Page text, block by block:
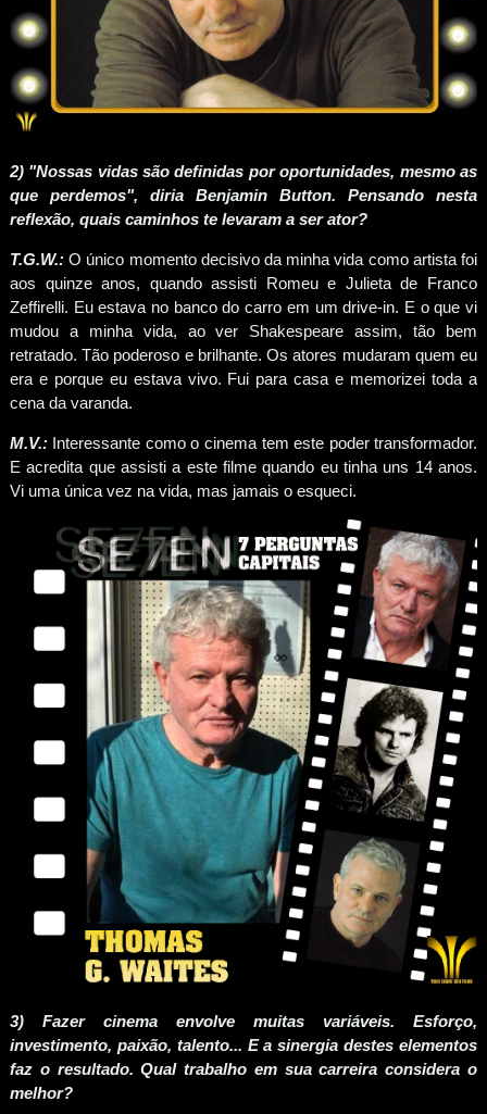
2) "Nossas vidas são definidas por oportunidades, mesmo as
que perdemos", diria Benjamin Button. Pensando nesta
reflexão, quais caminhos te levaram a ser ator?
T.G.W.:O único momento decisivo da minha vida como artista foi
aos quinze anos, quando assisti Romeu e Julieta de Franco
Zeffirelli. Eu estava no banco do carro em um drive-in. E o que vi
mudou a minha vida, ao ver Shakespeare assim, tão bem
retratado. Tão poderoso e brilhante. Os atores mudaram quem eu
era e porque eu estava vivo. Fui para casa e memorizei toda a
cena da varanda.
M.V.: Interessante como o cinema tem este poder transformador.
E acredita que assisti a este filme quando eu tinha uns 14 anos.
Vi uma única vez na vida, mas jamais o esqueci.
3) Fazer cinema envolve muitas variáveis. Esforço,
investimento, paixão, talento... E a sinergia destes elementos
faz o resultado. Qual trabalho em sua carreira considera o
melhor?